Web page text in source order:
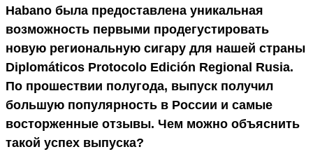
Habano была предоставлена уникальная
возможность первыми продегустировать
новую региональную сигару для нашей страны
Diplomáticos Protocolo Edición Regional Rusia.
По прошествии полугода, выпуск получил
большую популярность в России и самые
восторженные отзывы. Чем можно объяснить
такой успех выпуска?